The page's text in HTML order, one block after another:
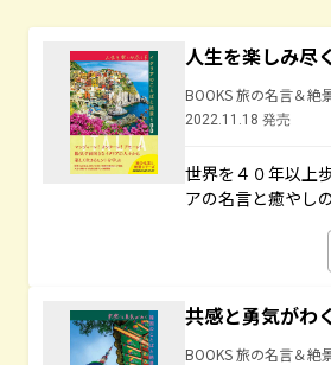
人生を楽しみ尽
BOOKS 旅の名言＆絶
2022.11.18 発売
世界を４０年以上
アの名言と癒やし
共感と勇気がわ
BOOKS 旅の名言＆絶